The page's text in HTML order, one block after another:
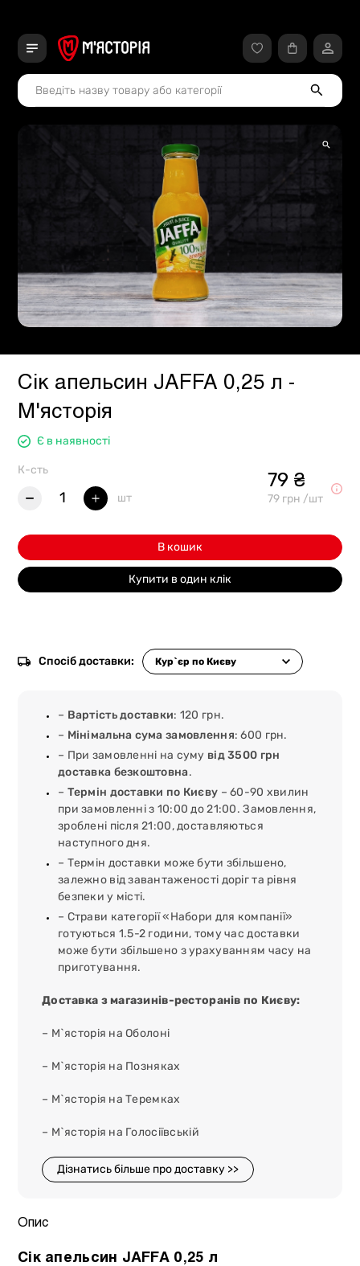
Сік апельсин JAFFA 0,25 л -
М'ясторія
Є в наявності
К-сть
1 шт
79 ₴
79 грн /шт
В кошик
Купити в один клік
Спосіб доставки:
– Вартість доставки: 120 грн.
– Мінімальна сума замовлення: 600 грн.
– При замовленні на суму від 3500 грн
доставка безкоштовна.
– Термін доставки по Києву – 60-90 хвилин
при замовленні з 10:00 до 21:00. Замовлення,
зроблені після 21:00, доставляються
наступного дня.
– Термін доставки може бути збільшено,
залежно від завантаженості доріг та рівня
безпеки у місті.
– Страви категорії «Набори для компанії»
готуються 1.5-2 години, тому час доставки
може бути збільшено з урахуванням часу на
приготування.
Доставка з магазинів-ресторанів по Києву:
– М`ясторія на Оболоні
– М`ясторія на Позняках
– М`ясторія на Теремках
– М`ясторія на Голосіївській
Дізнатись більше про доставку >>
Опис
Сік апельсин JAFFA 0,25 л